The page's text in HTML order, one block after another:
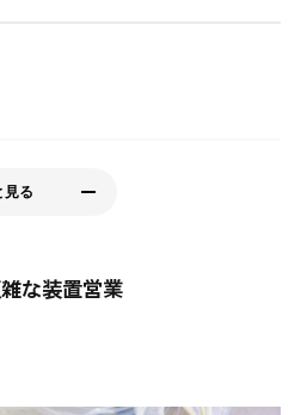
な装置営業
番地（久喜菖蒲工業団地7-1-
見る